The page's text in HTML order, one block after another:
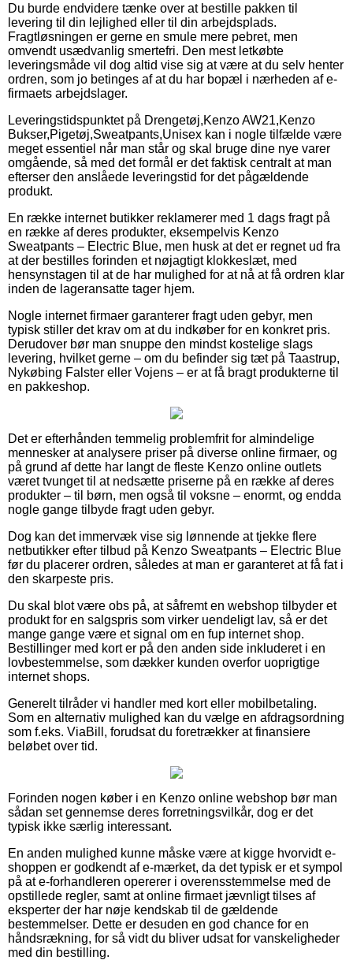
Du burde endvidere tænke over at bestille pakken til
levering til din lejlighed eller til din arbejdsplads.
Fragtløsningen er gerne en smule mere pebret, men
omvendt usædvanlig smertefri. Den mest letkøbte
leveringsmåde vil dog altid vise sig at være at du selv henter
ordren, som jo betinges af at du har bopæl i nærheden af e-
firmaets arbejdslager.
Leveringstidspunktet på Drengetøj,Kenzo AW21,Kenzo
Bukser,Pigetøj,Sweatpants,Unisex kan i nogle tilfælde være
meget essentiel når man står og skal bruge dine nye varer
omgående, så med det formål er det faktisk centralt at man
efterser den anslåede leveringstid for det pågældende
produkt.
En række internet butikker reklamerer med 1 dags fragt på
en række af deres produkter, eksempelvis Kenzo
Sweatpants – Electric Blue, men husk at det er regnet ud fra
at der bestilles forinden et nøjagtigt klokkeslæt, med
hensynstagen til at de har mulighed for at nå at få ordren klar
inden de lageransatte tager hjem.
Nogle internet firmaer garanterer fragt uden gebyr, men
typisk stiller det krav om at du indkøber for en konkret pris.
Derudover bør man snuppe den mindst kostelige slags
levering, hvilket gerne – om du befinder sig tæt på Taastrup,
Nykøbing Falster eller Vojens – er at få bragt produkterne til
en pakkeshop.
Det er efterhånden temmelig problemfrit for almindelige
mennesker at analysere priser på diverse online firmaer, og
på grund af dette har langt de fleste Kenzo online outlets
været tvunget til at nedsætte priserne på en række af deres
produkter – til børn, men også til voksne – enormt, og endda
nogle gange tilbyde fragt uden gebyr.
Dog kan det immervæk vise sig lønnende at tjekke flere
netbutikker efter tilbud på Kenzo Sweatpants – Electric Blue
før du placerer ordren, således at man er garanteret at få fat i
den skarpeste pris.
Du skal blot være obs på, at såfremt en webshop tilbyder et
produkt for en salgspris som virker uendeligt lav, så er det
mange gange være et signal om en fup internet shop.
Bestillinger med kort er på den anden side inkluderet i en
lovbestemmelse, som dækker kunden overfor uoprigtige
internet shops.
Generelt tilråder vi handler med kort eller mobilbetaling.
Som en alternativ mulighed kan du vælge en afdragsordning
som f.eks. ViaBill, forudsat du foretrækker at finansiere
beløbet over tid.
Forinden nogen køber i en Kenzo online webshop bør man
sådan set gennemse deres forretningsvilkår, dog er det
typisk ikke særlig interessant.
En anden mulighed kunne måske være at kigge hvorvidt e-
shoppen er godkendt af e-mærket, da det typisk er et sympol
på at e-forhandleren opererer i overensstemmelse med de
opstillede regler, samt at online firmaet jævnligt tilses af
eksperter der har nøje kendskab til de gældende
bestemmelser. Dette er desuden en god chance for en
håndsrækning, for så vidt du bliver udsat for vanskeligheder
med din bestilling.